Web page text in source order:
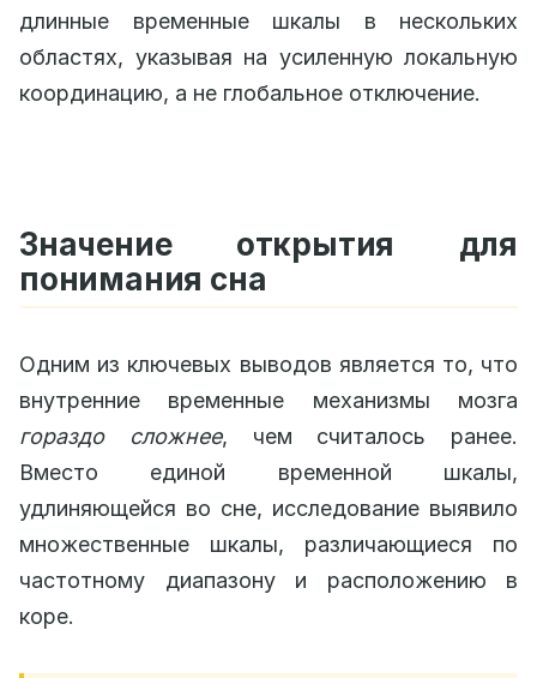
длинные временные шкалы в нескольких
областях, указывая на усиленную локальную
координацию, а не глобальное отключение.
Значение открытия для
понимания сна
Одним из ключевых выводов является то, что
внутренние временные механизмы мозга
гораздо сложнее, чем считалось ранее.
Вместо единой временной шкалы,
удлиняющейся во сне, исследование выявило
множественные шкалы, различающиеся по
частотному диапазону и расположению в
коре.